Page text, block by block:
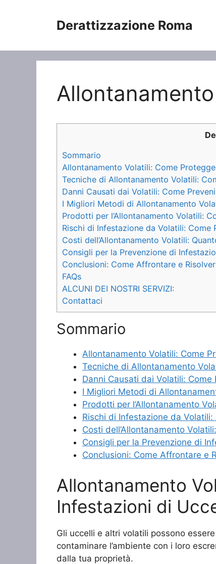
Derattizzazione Roma
Sommario
Allontanamento Volatili: Come
Tecniche di Allontanamento Volatili:
Danni Causati dai Volatili: Come
I Migliori Metodi di Allontanamento
Prodotti per l’Allontanamento Volatili:
Rischi di Infestazione da Volatili:
Costi dell’Allontanamento Volatili:
Consigli per la Prevenzione di
Conclusioni: Come Affrontare e
FAQs
ALCUNI DEI NOSTRI SERVIZI:
Contattaci
Sommario
Allontanamento Volatili: Come
Tecniche di Allontanamento
Danni Causati dai Volatili:
I Migliori Metodi di
Prodotti per l’Allontanamento
Rischi di Infestazione da
Costi dell’Allontanamento
Consigli per la Prevenzione di
Conclusioni: Come Affrontare e
Allontanamento
Infestazioni di
Gli uccelli e altri volatili possono
contaminare l’ambiente con i loro
dalla tua proprietà.